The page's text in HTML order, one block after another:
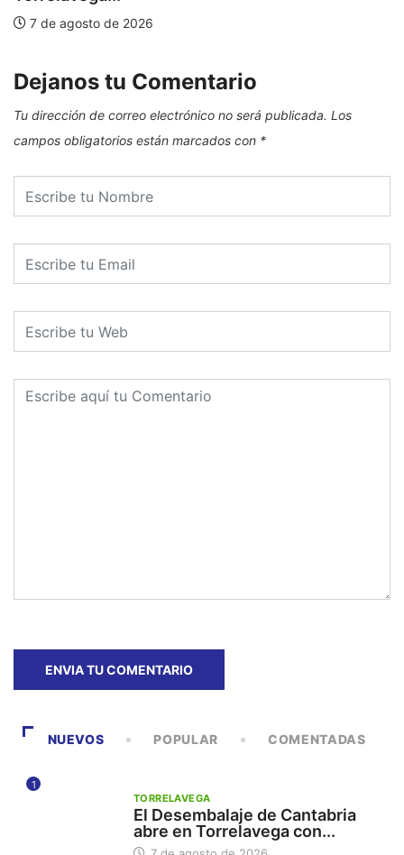
7 de agosto de 2026
Dejanos tu Comentario
Tu dirección de correo electrónico no será publicada. Los
campos obligatorios están marcados con *
NUEVOS POPULAR COMENTADAS
1
TORRELAVEGA
El Desembalaje de Cantabria
abre en Torrelavega con...